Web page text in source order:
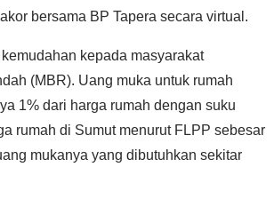
bersama BP Tapera secara virtual.
kepada masyarakat
(MBR). Uang muka untuk rumah
1% dari harga rumah dengan suku
rumah di Sumut menurut FLPP sebesar
mukanya yang dibutuhkan sekitar